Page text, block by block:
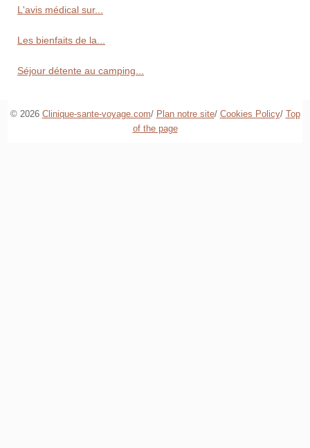
L'avis médical sur...
Les bienfaits de la...
Séjour détente au camping...
© 2026 Clinique-sante-voyage.com/ Plan notre site/ Cookies Policy/ Top
of the page